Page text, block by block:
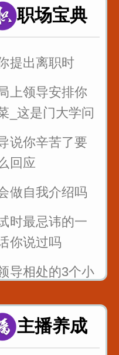
职场宝典
提出离职时
上领导安排你
_这是门大学问
说你辛苦了要
回应
做自我介绍吗
时最忌讳的一
你说过吗
导相处的3个小
_还能升职加薪
主播养成